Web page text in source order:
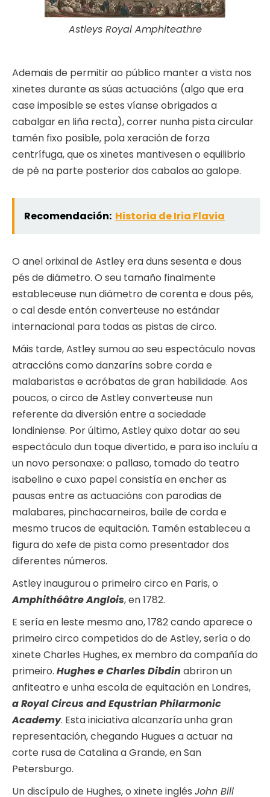
Astleys Royal Amphiteathre
Ademais de permitir ao público manter a vista nos
xinetes durante as súas actuacións (algo que era
case imposible se estes víanse obrigados a
cabalgar en liña recta), correr nunha pista circular
tamén fixo posible, pola xeración de forza
centrífuga, que os xinetes mantivesen o equilibrio
de pé na parte posterior dos cabalos ao galope.
Recomendación: Historia de Iria Flavia
O anel orixinal de Astley era duns sesenta e dous
pés de diámetro. O seu tamaño finalmente
estableceuse nun diámetro de corenta e dous pés,
o cal desde entón converteuse no estándar
internacional para todas as pistas de circo.
Máis tarde, Astley sumou ao seu espectáculo novas
atraccións como danzaríns sobre corda e
malabaristas e acróbatas de gran habilidade. Aos
poucos, o circo de Astley converteuse nun
referente da diversión entre a sociedade
londiniense. Por último, Astley quixo dotar ao seu
espectáculo dun toque divertido, e para iso incluíu a
un novo personaxe: o pallaso, tomado do teatro
isabelino e cuxo papel consistía en encher as
pausas entre as actuacións con parodias de
malabares, pinchacarneiros, baile de corda e
mesmo trucos de equitación. Tamén estableceu a
figura do xefe de pista como presentador dos
diferentes números.
Astley inaugurou o primeiro circo en Paris, o
Amphithéâtre Anglois, en 1782.
E sería en leste mesmo ano, 1782 cando aparece o
primeiro circo competidos do de Astley, sería o do
xinete Charles Hughes, ex membro da compañía do
primeiro. Hughes e Charles Dibdin abriron un
anfiteatro e unha escola de equitación en Londres,
a Royal Circus and Equstrian Philarmonic
Academy. Esta iniciativa alcanzaría unha gran
representación, chegando Hugues a actuar na
corte rusa de Catalina a Grande, en San
Petersburgo.
Un discípulo de Hughes, o xinete inglés John Bill